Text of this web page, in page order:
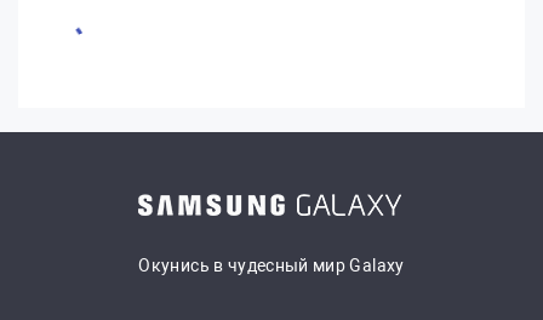
Окунись в чудесный мир Galaxy